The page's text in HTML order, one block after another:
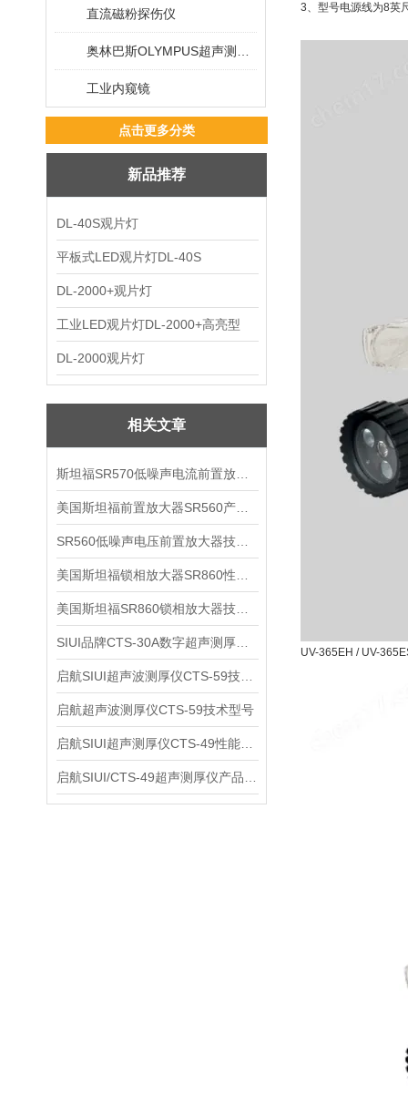
直流磁粉探伤仪
工业内窥镜
点击更多分类
新品推荐
DL-40S观片灯
平板式LED观片灯DL-40S
DL-2000+观片灯
工业LED观片灯DL-2000+高亮型
DL-2000观片灯
相关文章
启航超声波测厚仪CTS-59技术型号
3、型号电源线为8英
UV-365EH / UV-